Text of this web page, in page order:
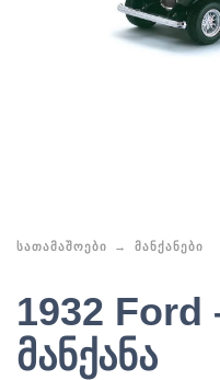
ᲡᲐᲗᲐᲛᲐᲨᲝᲔᲑᲘ ᲛᲐᲜᲥᲐᲜᲔᲑᲘ
1932 Ford
მანქანა